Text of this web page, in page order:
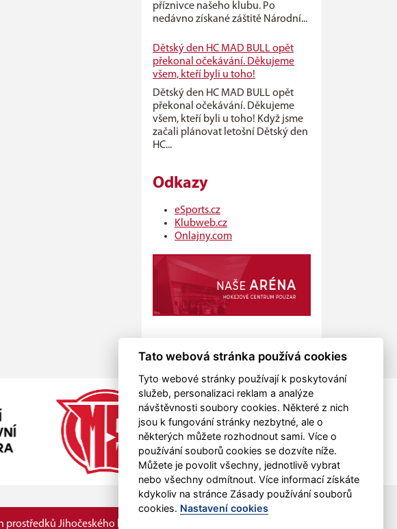
příznivce našeho klubu. Po
nedávno získané záštitě Národní...
Dětský den HC MAD BULL opět
překonal očekávání. Děkujeme
všem, kteří byli u toho!
Dětský den HC MAD BULL opět
překonal očekávání. Děkujeme
všem, kteří byli u toho! Když jsme
začali plánovat letošní Dětský den
HC...
Odkazy
eSports.cz
Klubweb.cz
Onlajny.com
prostředků Jihočeského kraje.
Tato webová stránka používá cookies
Tyto webové stránky používají k poskytování
služeb, personalizaci reklam a analýze
návštěvnosti soubory cookies. Některé z nich
jsou k fungování stránky nezbytné, ale o
některých můžete rozhodnout sami. Více o
používání souborů cookies se dozvíte níže.
Můžete je povolit všechny, jednotlivě vybrat
nebo všechny odmítnout. Více informací získáte
kdykoliv na stránce Zásady používání souborů
cookies. Nastavení cookies